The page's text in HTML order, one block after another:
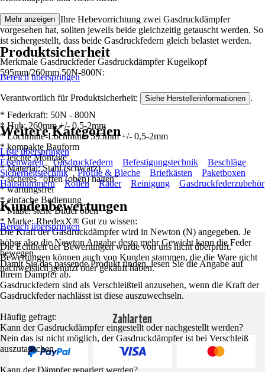
Hinweis: Wenn Ihre Hebevorrichtung zwei Gasdruckdämpfer
vorgesehen hat, sollten jeweils beide gleichzeitig getauscht werden. So
ist sichergestellt, dass beide Gasdruckfedern gleich belastet werden.
Merkmale Gasdruckfeder Gasdruckdämpfer Kugelkopf
595mm/260mm 50N-800N:
* Federkraft: 50N - 800N
* Hub: 260mm +/- 0,5-2mm
* Lochmitte-Lochmitte: 595mm +/- 0,5-2mm
* kompakte Bauform
* leichte Montage
* Material: Stahl (schwarz)
* sicheres “offen (oben) halten”
* wartungsfrei
* einfache Bedienung
* Maße: siehe Bilder oben
* Marke: RhedexX® Gut zu wissen:
Die Kraft der Gasdruckdämpfer wird in Newton (N) angegeben. Je
höher also die Newton Angabe desto mehr Gewicht kann die Feder
bewegen.
Damit Sie das passende Produkt finden, lesen Sie die Angabe auf
Ihrem Dämpfer ab.
Gasdruckfedern sind als Verschleißteil anzusehen, wenn die Kraft der
Gasdruckfeder nachlässt ist diese auszuwechseln.
Häufig gefragt:
Kann der Gasdruckdämpfer eingestellt oder nachgestellt werden?
Nein das ist nicht möglich, der Gasdruckdämpfer ist bei Verschleiß
auszutauschen.
Kann der Dämpfer repariert werden?
Mehr anzeigen
Produktsicherheit
Bereich überspringen
Verantwortlich für Produktsicherheit: Siehe Herstellerinformationen .
Weitere Kategorien
Liste überspringen
Eisenwaren
Gasdruckfedern Befestigungstechnik
Beschläge
Sicherheitstechnik
Profile & Bleche Briefkästen
Paketboxen
Hausnummern
Rollen Räder Reinigung Gasdruckfederzubehör
Kundenbewertungen
Bereich überspringen
Die Echtheit der Bewertungen wurde von uns nicht überprüft.
Bewertungen können auch von Kunden stammen, die die Ware nicht
nachweislich genutzt oder gekauft haben.
Zahlarten